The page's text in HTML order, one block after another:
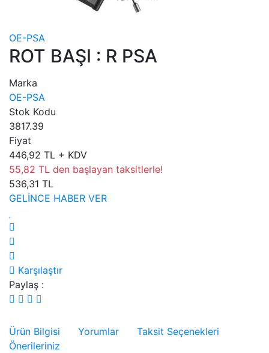
OE-PSA
ROT BAŞI : R PSA
Marka
OE-PSA
Stok Kodu
3817.39
Fiyat
446,92 TL + KDV
55,82 TL den başlayan taksitlerle!
536,31 TL
GELİNCE HABER VER
Karşılaştır
Paylaş :
Ürün Bilgisi Yorumlar
Taksit Seçenekleri
Önerileriniz